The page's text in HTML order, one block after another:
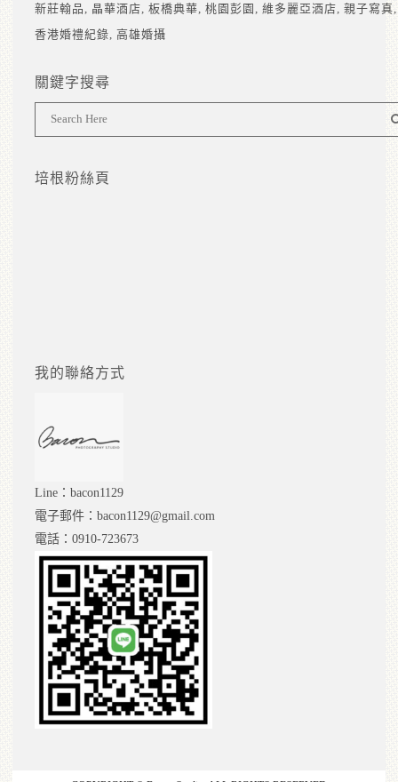
新莊翰品
晶華酒店 板橋典華 桃園彭園 維多麗亞酒店 親子寫真
香港婚禮紀錄 高雄婚攝
關鍵字搜尋
培根粉絲頁
我的聯絡方式
Line：bacon1129
電子郵件：bacon1129@gmail.com
電話：0910-723673